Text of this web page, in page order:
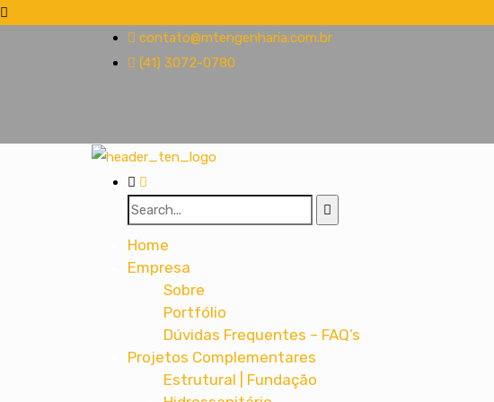
contato@mtengenharia.com.br
(41) 3072-0780
Home
Empresa
Sobre
Portfólio
Dúvidas Frequentes – FAQ’s
Projetos Complementares
Estrutural | Fundação